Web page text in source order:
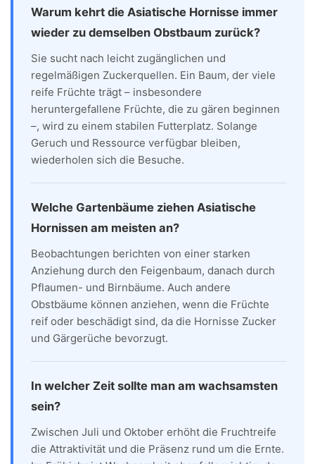
Warum kehrt die Asiatische Hornisse immer
wieder zu demselben Obstbaum zurück?
Sie sucht nach leicht zugänglichen und
regelmäßigen Zuckerquellen. Ein Baum, der viele
reife Früchte trägt – insbesondere
heruntergefallene Früchte, die zu gären beginnen
–, wird zu einem stabilen Futterplatz. Solange
Geruch und Ressource verfügbar bleiben,
wiederholen sich die Besuche.
Welche Gartenbäume ziehen Asiatische
Hornissen am meisten an?
Beobachtungen berichten von einer starken
Anziehung durch den Feigenbaum, danach durch
Pflaumen- und Birnbäume. Auch andere
Obstbäume können anziehen, wenn die Früchte
reif oder beschädigt sind, da die Hornisse Zucker
und Gärgerüche bevorzugt.
In welcher Zeit sollte man am wachsamsten
sein?
Zwischen Juli und Oktober erhöht die Fruchtreife
die Attraktivität und die Präsenz rund um die Ernte.